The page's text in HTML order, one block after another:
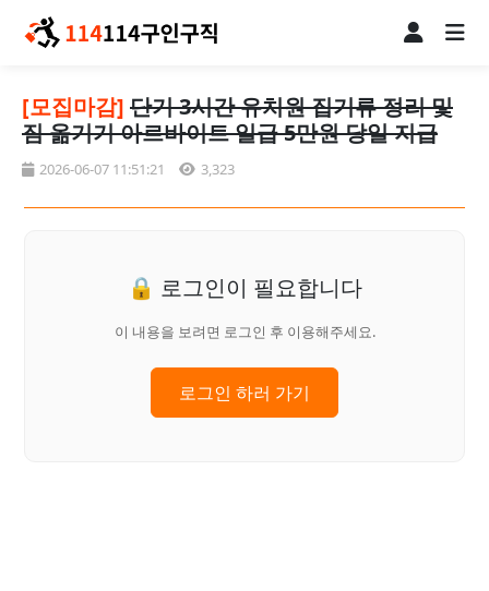
[모집마감] 단기 3시간 유치원 집기류 정리 및
짐 옮기기 아르바이트 일급 5만원 당일 지급
2026-06-07 11:51:21 3,323
🔒 로그인이 필요합니다
이 내용을 보려면 로그인 후 이용해주세요.
로그인 하러 가기